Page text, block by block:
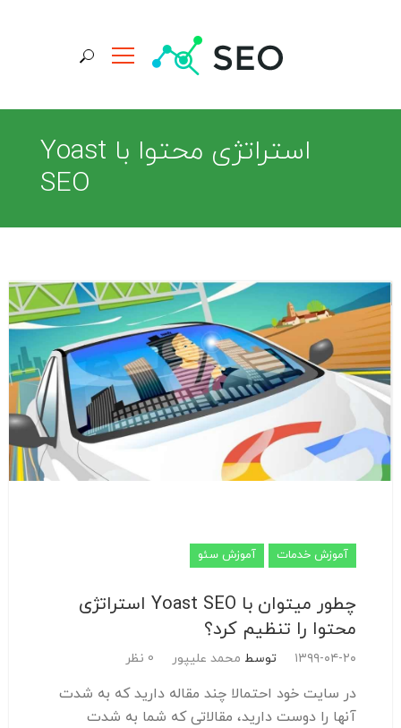
جستجو برای:
استراتژی محتوا با Yoast
SEO
آموزش خدمات آموزش سئو
چطور میتوان با Yoast SEO استراتژی
محتوا را تنظیم کرد؟
۱۳۹۹-۰۴-۲۰ توسط محمد علیپور 0 نظر
در سایت خود احتمالا چند مقاله دارید که به شدت
آنها را دوست دارید، مقالاتی که شما به شدت